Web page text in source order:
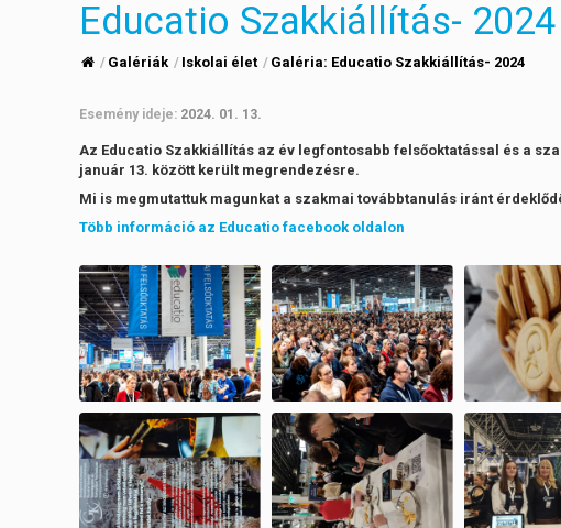
Educatio Szakkiállítás- 2024
Galériák Iskolai élet Galéria: Educatio Szakkiállítás- 2024
Esemény ideje: 2024. 01. 13.
Az Educatio Szakkiállítás az év legfontosabb felsőoktatással és a
január 13. között került megrendezésre.
Mi is megmutattuk magunkat a szakmai továbbtanulás iránt
Több információ az Educatio facebook oldalon